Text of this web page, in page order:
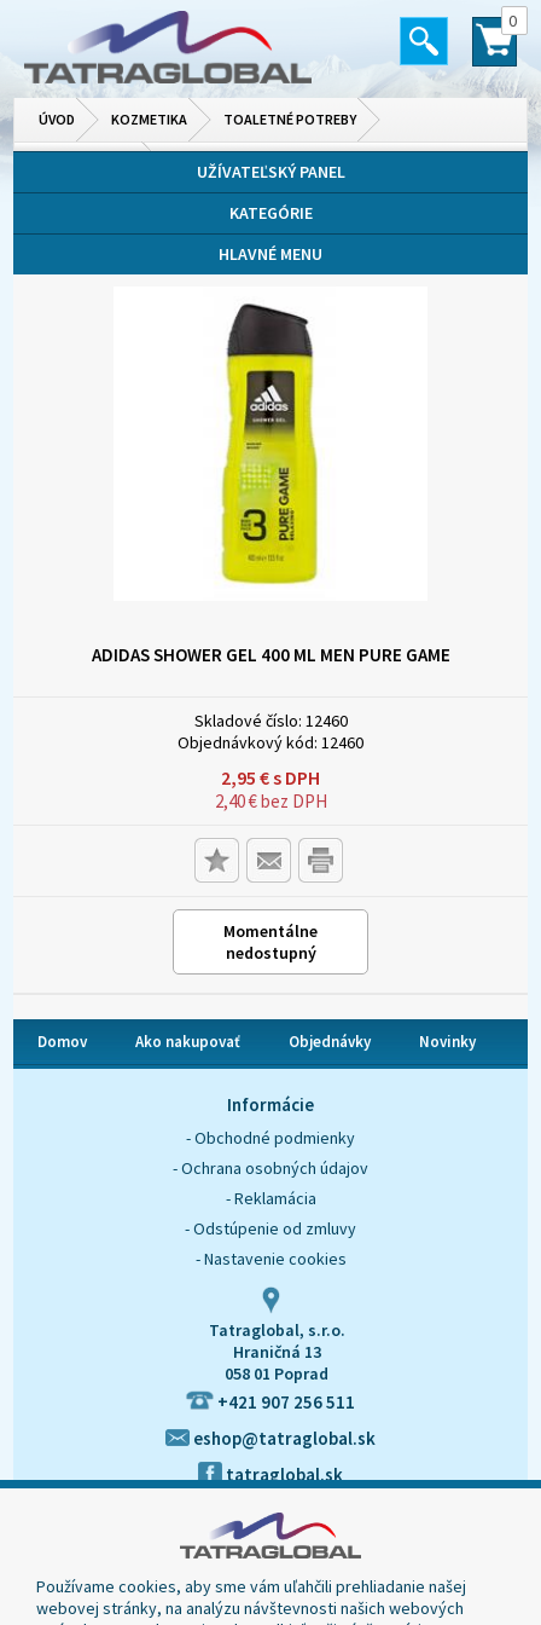
0
ÚVOD KOZMETIKA TOALETNÉ POTREBY
UŽÍVATEĽSKÝ PANEL
KATEGÓRIE
HLAVNÉ MENU
ADIDAS SHOWER GEL 400 ML MEN PURE GAME
Skladové číslo: 12460
Objednávkový kód: 12460
2,95 €s DPH
2,40€bez DPH
Momentálne
nedostupný
Domov Ako nakupovať Objednávky Novinky
Informácie
- Obchodné podmienky
- Ochrana osobných údajov
- Reklamácia
- Odstúpenie od zmluvy
- Nastavenie cookies
Tatraglobal, s.r.o.
Hraničná 13
058 01 Poprad
+421 907 256 511
eshop@tatraglobal.sk
tatraglobal.sk
Používame cookies, aby sme vám uľahčili prehliadanie našej
webovej stránky, na analýzu návštevnosti našich webových